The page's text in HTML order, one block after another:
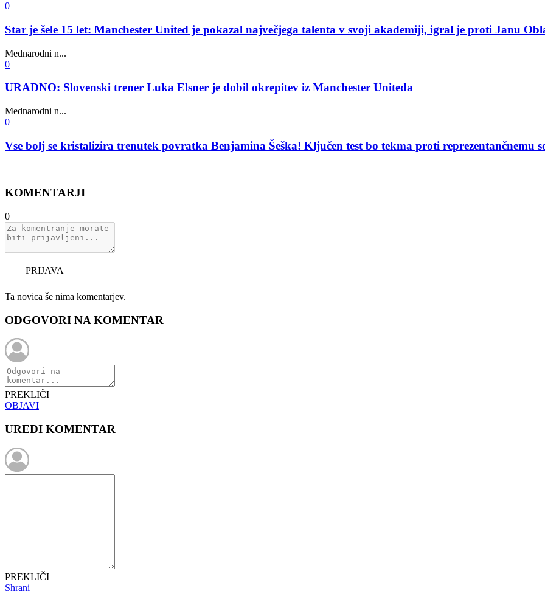
0
Star je šele 15 let: Manchester United je pokazal največjega talenta v svoji akademiji, igral je proti Janu
Mednarodni n...
0
URADNO: Slovenski trener Luka Elsner je dobil okrepitev iz Manchester Uniteda
Mednarodni n...
0
Vse bolj se kristalizira trenutek povratka Benjamina Šeška! Ključen test bo tekma proti reprezentančnemu
KOMENTARJI
0
PRIJAVA
Ta novica še nima komentarjev.
ODGOVORI NA KOMENTAR
PREKLIČI
OBJAVI
UREDI KOMENTAR
PREKLIČI
Shrani